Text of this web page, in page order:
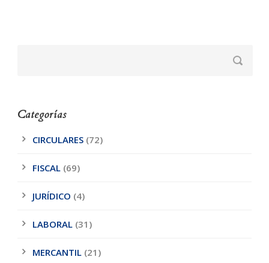
Categorías
CIRCULARES (72)
FISCAL (69)
JURÍDICO (4)
LABORAL (31)
MERCANTIL (21)